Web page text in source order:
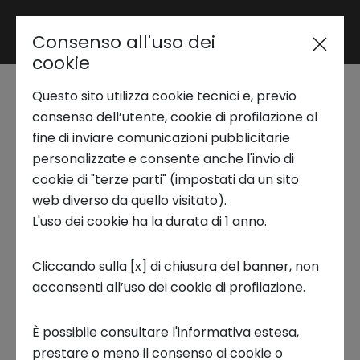
Area riservata
Trend Analysis
Applied Research
Startup Development
Business Transformation
Ecosystem enabling
La Silver Economy:
un’opportunità per
migliorare la qualità
2 AGOSTO 2023
INNOVATION CENTER, TREND DEL FUTURO, TEMI DI FRONTIERA
Consenso all'uso dei
cookie
Questo sito utilizza cookie tecnici e, previo
consenso dell’utente, cookie di profilazione al
fine di inviare comunicazioni pubblicitarie
personalizzate e consente anche l'invio di
cookie di "terze parti" (impostati da un sito
web diverso da quello visitato).
L'uso dei cookie ha la durata di 1 anno.
Cliccando sulla [x] di chiusura del banner, non
acconsenti all’uso dei cookie di profilazione.
È possibile consultare l'informativa estesa,
prestare o meno il consenso ai cookie o